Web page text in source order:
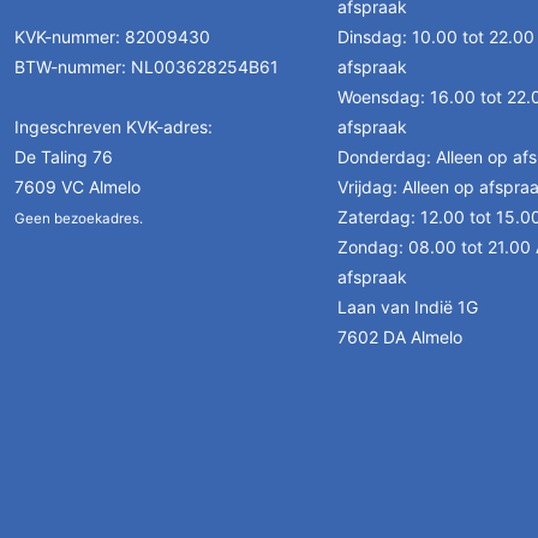
KVK-nummer: 82009430
BTW-nummer: NL003628254B61
Ingeschreven KVK-adres:
De Taling 76
7609 VC Almelo
Geen bezoekadres.
afspraak
Dinsdag: 10.00 tot 22.00
afspraak
Woensdag: 16.00 tot
afspraak
Donderdag: Alleen op
Vrijdag: Alleen op
Zaterdag: 12.00 tot
Zondag: 08.00 tot 21.00
afspraak
Laan van Indië 1G
7602 DA Almelo